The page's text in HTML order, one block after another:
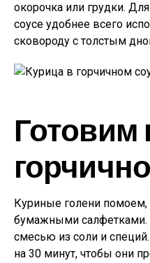
окорочка или грудки.
соусе удобнее всего
сковороду с толстым
Готовим
Куриные голени
бумажными
смесью из соли и
на 30 минут, чтобы они